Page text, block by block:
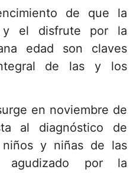
de que la
y el disfrute por la
edad son claves
de las y los
en noviembre de
al diagnóstico de
y niñas de las
agudizado por la